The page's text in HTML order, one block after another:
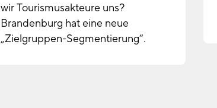
wir Tourismusakteure uns?
Brandenburg hat eine neue
„Zielgruppen-Segmentierung“.